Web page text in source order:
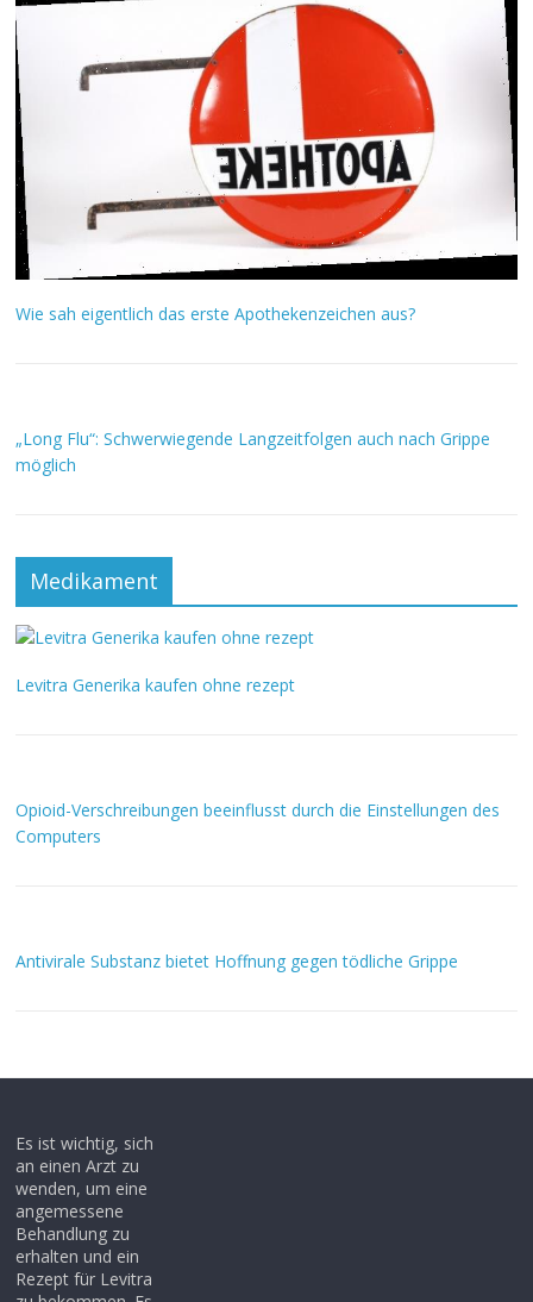
Wie sah eigentlich das erste Apothekenzeichen aus?
„Long Flu“: Schwerwiegende Langzeitfolgen auch nach Grippe
möglich
Medikament
Levitra Generika kaufen ohne rezept
Opioid-Verschreibungen beeinflusst durch die Einstellungen des
Computers
Antivirale Substanz bietet Hoffnung gegen tödliche Grippe
Es ist wichtig, sich
an einen Arzt zu
wenden, um eine
angemessene
Behandlung zu
erhalten und ein
Rezept für Levitra